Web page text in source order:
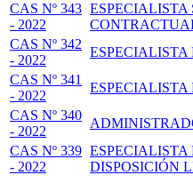
CAS Nº 343
- 2022
ESPECIALISTA
CAS Nº 342
- 2022
CAS Nº 341
- 2022
ESPECIALISTA
CAS Nº 340
- 2022
CAS Nº 339
- 2022
ESPECIALISTA
DISPOSICIÓN